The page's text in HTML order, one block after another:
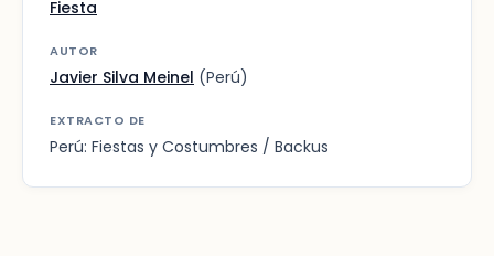
Fiesta
AUTOR
Javier Silva Meinel (Perú)
EXTRACTO DE
Perú: Fiestas y Costumbres / Backus